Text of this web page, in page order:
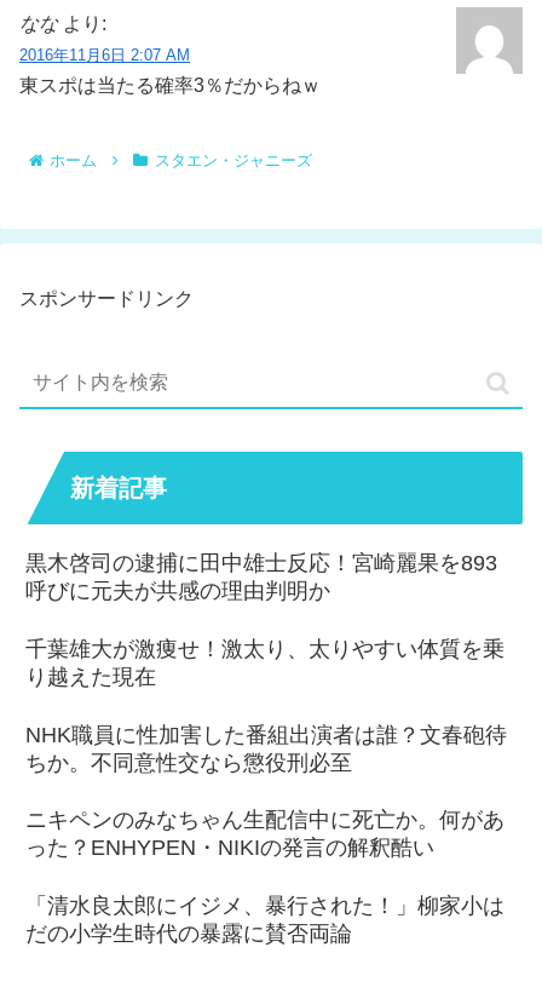
なな より:
2016年11月6日 2:07 AM
東スポは当たる確率3％だからねｗ
ホーム スタエン・ジャニーズ
スポンサードリンク
新着記事
黒木啓司の逮捕に田中雄士反応！宮崎麗果を893
呼びに元夫が共感の理由判明か
千葉雄大が激痩せ！激太り、太りやすい体質を乗
り越えた現在
NHK職員に性加害した番組出演者は誰？文春砲待
ちか。不同意性交なら懲役刑必至
ニキペンのみなちゃん生配信中に死亡か。何があ
った？ENHYPEN・NIKIの発言の解釈酷い
「清水良太郎にイジメ、暴行された！」柳家小は
だの小学生時代の暴露に賛否両論